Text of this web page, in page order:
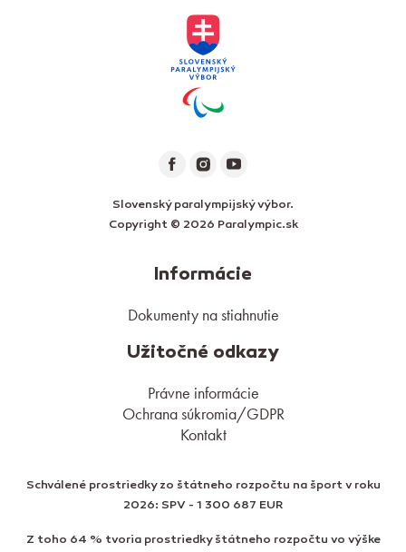
Slovenský paralympijský výbor.
Copyright © 2026 Paralympic.sk
Informácie
Dokumenty na stiahnutie
Užitočné odkazy
Právne informácie
Ochrana súkromia/GDPR
Kontakt
Schválené prostriedky zo štátneho rozpočtu na šport v roku
2026: SPV - 1 300 687 EUR
Z toho 64 % tvoria prostriedky štátneho rozpočtu vo výške